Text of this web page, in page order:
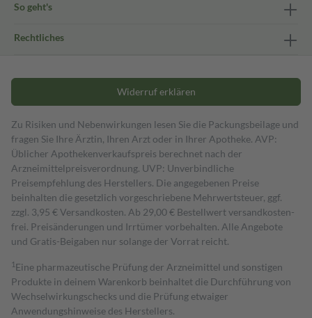
So geht's
Rechtliches
Widerruf erklären
Zu Risiken und Nebenwirkungen lesen Sie die Packungsbeilage und
fragen Sie Ihre Ärztin, Ihren Arzt oder in Ihrer Apotheke. AVP:
Üblicher Apothekenverkaufspreis berechnet nach der
Arzneimittelpreisverordnung. UVP: Unverbindliche
Preisempfehlung des Herstellers. Die angegebenen Preise
beinhalten die gesetzlich vorgeschriebene Mehrwertsteuer, ggf.
zzgl. 3,95 € Versandkosten. Ab 29,00 € Bestell­wert versand­kosten­
frei. Preisänderungen und Irrtümer vorbehalten. Alle Angebote
und Gratis-Beigaben nur solange der Vorrat reicht.
1 Eine pharmazeutische Prüfung der Arzneimittel und sonstigen
Produkte in deinem Warenkorb beinhaltet die Durchführung von
Wechselwirkungschecks und die Prüfung etwaiger
Anwendungshinweise des Herstellers.